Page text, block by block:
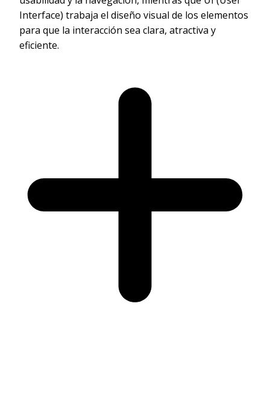
Interface) trabaja el diseño visual de los elementos
para que la interacción sea clara, atractiva y
eficiente.